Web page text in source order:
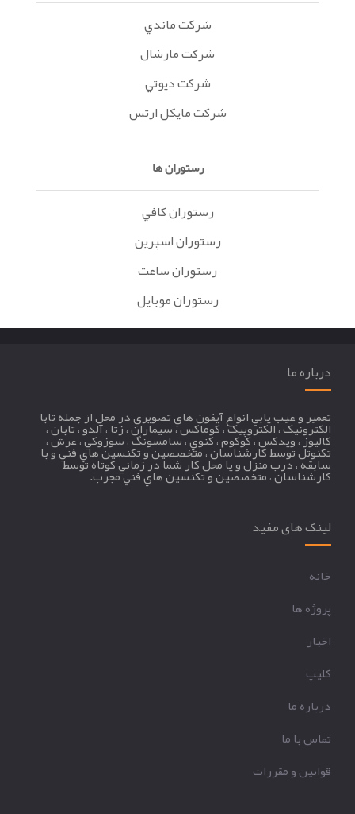
شرکت ماندي
شرکت مارشال
شرکت ديوتي
شرکت مايکل ارتس
رستوران ها
رستوران کافي
رستوران اسپرين
رستوران ساعت
رستوران موبايل
درباره ما
تعمير و عيب يابي انواع آيفون هاي تصويري در محل از جمله تابا
الکترونيک ، الکتروپيک ، کوماکس ، سيماران ، زتا ، آلدو ، تابان ،
کاليوز ، ويدکس ، کوکوم ، کنوي ، سامسونگ ، سوزوکي ، عرش ،
تکنوتل توسط کارشناسان ، متخصصين و تکنسين هاي فني و با
سابقه ، درب منزل و يا محل کار شما در زماني کوتاه توسط
کارشناسان ، متخصصين و تکنسين هاي فني مجرب.
لینک های مفید
خانه
پروژه ها
اخبار
کليپ
درباره ما
تماس با ما
قوانين و مقررات